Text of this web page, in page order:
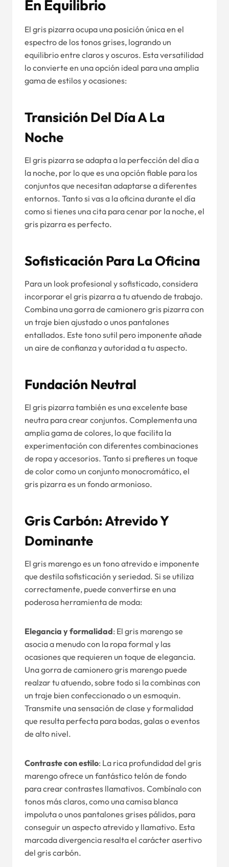
En Equilibrio
El gris pizarra ocupa una posición única en el
espectro de los tonos grises, logrando un
equilibrio entre claros y oscuros. Esta versatilidad
lo convierte en una opción ideal para una amplia
gama de estilos y ocasiones:
Transición Del Día A La
Noche
El gris pizarra se adapta a la perfección del día a
la noche, por lo que es una opción fiable para los
conjuntos que necesitan adaptarse a diferentes
entornos. Tanto si vas a la oficina durante el día
como si tienes una cita para cenar por la noche, el
gris pizarra es perfecto.
Sofisticación Para La Oficina
Para un look profesional y sofisticado, considera
incorporar el gris pizarra a tu atuendo de trabajo.
Combina una gorra de camionero gris pizarra con
un traje bien ajustado o unos pantalones
entallados. Este tono sutil pero imponente añade
un aire de confianza y autoridad a tu aspecto.
Fundación Neutral
El gris pizarra también es una excelente base
neutra para crear conjuntos. Complementa una
amplia gama de colores, lo que facilita la
experimentación con diferentes combinaciones
de ropa y accesorios. Tanto si prefieres un toque
de color como un conjunto monocromático, el
gris pizarra es un fondo armonioso.
Gris Carbón: Atrevido Y
Dominante
El gris marengo es un tono atrevido e imponente
que destila sofisticación y seriedad. Si se utiliza
correctamente, puede convertirse en una
poderosa herramienta de moda:
Elegancia y formalidad: El gris marengo se
asocia a menudo con la ropa formal y las
ocasiones que requieren un toque de elegancia.
Una gorra de camionero gris marengo puede
realzar tu atuendo, sobre todo si la combinas con
un traje bien confeccionado o un esmoquin.
Transmite una sensación de clase y formalidad
que resulta perfecta para bodas, galas o eventos
de alto nivel.
Contraste con estilo: La rica profundidad del gris
marengo ofrece un fantástico telón de fondo
para crear contrastes llamativos. Combínalo con
tonos más claros, como una camisa blanca
impoluta o unos pantalones grises pálidos, para
conseguir un aspecto atrevido y llamativo. Esta
marcada divergencia resalta el carácter asertivo
del gris carbón.